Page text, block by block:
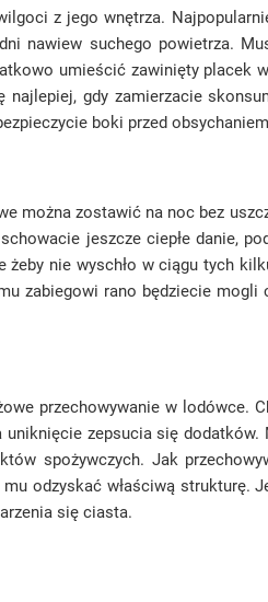
z jego wnętrza.
nawiew suchego powietrza.
umieścić zawinięty placek
gdy zamierzacie
boki przed
można zostawić na noc bez
jeszcze ciepłe danie,
nie wyschło w ciągu tych
zabiegowi rano będziecie mogli
przechowywanie w lodówce.
zepsucia się dodatków.
spożywczych. Jak
odzyskać właściwą strukturę.
się ciasta.